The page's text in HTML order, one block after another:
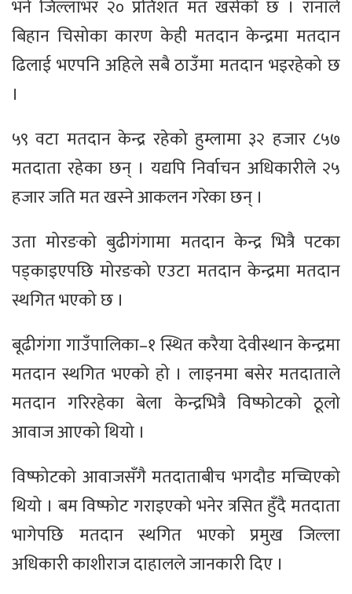
भने जिल्लाभर २० प्रतिशत मत खसेको छ । रानाले
बिहान चिसोका कारण केही मतदान केन्द्रमा मतदान
ढिलाई भएपनि अहिले सबै ठाउँमा मतदान भइरहेको छ
।
५९ वटा मतदान केन्द्र रहेको हुम्लामा ३२ हजार ८५७
मतदाता रहेका छन् । यद्यपि निर्वाचन अधिकारीले २५
हजार जति मत खस्ने आकलन गरेका छन् ।
उता मोरङको बुढीगंगामा मतदान केन्द्र भित्रै पटका
पड्काइएपछि मोरङको एउटा मतदान केन्द्रमा मतदान
स्थगित भएको छ ।
बूढीगंगा गाउँपालिका–१ स्थित करैया देवीस्थान केन्द्रमा
मतदान स्थगित भएको हो । लाइनमा बसेर मतदाताले
मतदान गरिरहेका बेला केन्द्रभित्रै विष्फोटको ठूलो
आवाज आएको थियो ।
विष्फोटको आवाजसँगै मतदाताबीच भगदौड मच्चिएको
थियो । बम विष्फोट गराइएको भनेर त्रसित हुँदै मतदाता
भागेपछि मतदान स्थगित भएको प्रमुख जिल्ला
अधिकारी काशीराज दाहालले जानकारी दिए ।